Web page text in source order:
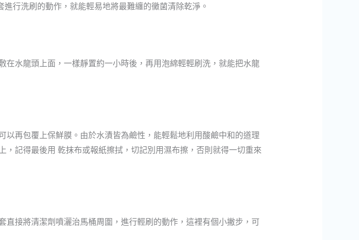
進行洗刷的動作，就能輕易地將最難纏的黴菌清除乾淨。
在水龍頭上面 ， 一樣靜置約一小時後，再用泡綿輕輕刷洗，就能把水龍
以再包覆上保鮮膜。由於水漬皆為鹼性，能輕鬆地利用酸鹼中和的道理
， 記得最後用 乾抹布或報紙擦拭，切記別用濕布擦，否則就得一切重來
直接將清潔劑噴灑治馬桶周圍，進行輕刷的動作，這裡有個小撇步，可